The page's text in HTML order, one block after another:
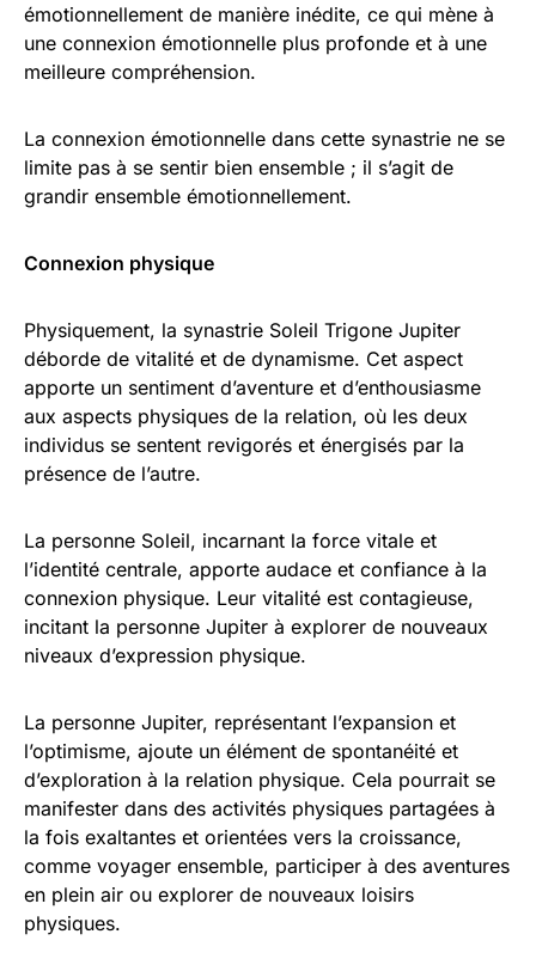
émotionnellement de manière inédite, ce qui mène à
une connexion émotionnelle plus profonde et à une
meilleure compréhension.
La connexion émotionnelle dans cette synastrie ne se
limite pas à se sentir bien ensemble ; il s’agit de
grandir ensemble émotionnellement.
Connexion physique
Physiquement, la synastrie Soleil Trigone Jupiter
déborde de vitalité et de dynamisme. Cet aspect
apporte un sentiment d’aventure et d’enthousiasme
aux aspects physiques de la relation, où les deux
individus se sentent revigorés et énergisés par la
présence de l’autre.
La personne Soleil, incarnant la force vitale et
l’identité centrale, apporte audace et confiance à la
connexion physique. Leur vitalité est contagieuse,
incitant la personne Jupiter à explorer de nouveaux
niveaux d’expression physique.
La personne Jupiter, représentant l’expansion et
l’optimisme, ajoute un élément de spontanéité et
d’exploration à la relation physique. Cela pourrait se
manifester dans des activités physiques partagées à
la fois exaltantes et orientées vers la croissance,
comme voyager ensemble, participer à des aventures
en plein air ou explorer de nouveaux loisirs
physiques.